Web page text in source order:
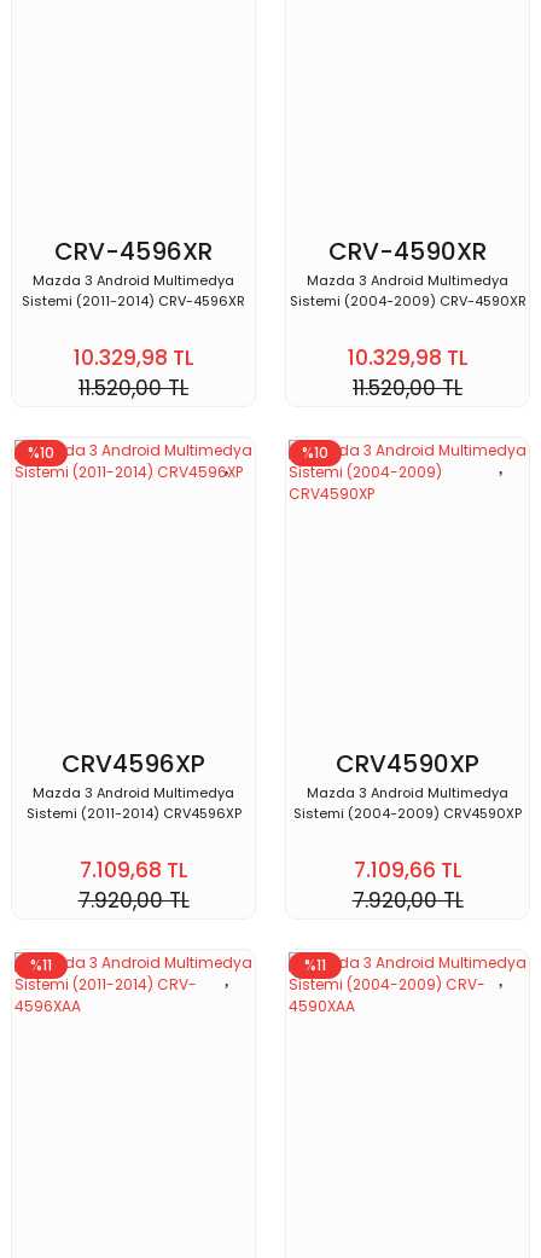
CRV-4596XR
Mazda 3 Android Multimedya
Sistemi (2011-2014) CRV-4596XR
10.329,98 TL
11.520,00 TL
CRV-4590XR
Mazda 3 Android Multimedya
Sistemi (2004-2009) CRV-4590XR
10.329,98 TL
11.520,00 TL
%10
CRV4596XP
Mazda 3 Android Multimedya
Sistemi (2011-2014) CRV4596XP
7.109,68 TL
7.920,00 TL
%10
CRV4590XP
Mazda 3 Android Multimedya
Sistemi (2004-2009) CRV4590XP
7.109,66 TL
7.920,00 TL
%11 %11